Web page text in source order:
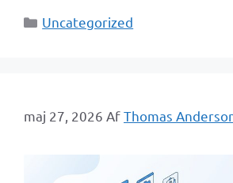
Kategorier
Uncategorized
maj 27, 2026 AfThomas